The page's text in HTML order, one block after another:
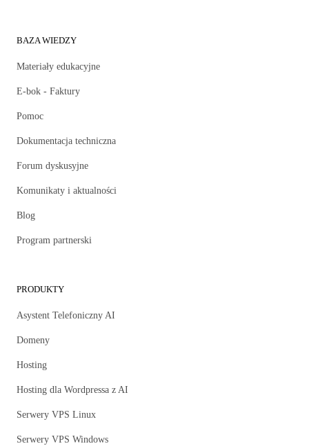
BAZA WIEDZY
Materiały edukacyjne
E-bok - Faktury
Pomoc
Dokumentacja techniczna
Forum dyskusyjne
Komunikaty i aktualności
Blog
Program partnerski
PRODUKTY
Asystent Telefoniczny AI
Domeny
Hosting
Hosting dla Wordpressa z AI
Serwery VPS Linux
Serwery VPS Windows